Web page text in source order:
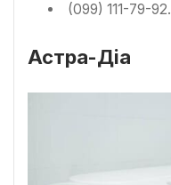
(099) 111-79-92.
Астра-Діа